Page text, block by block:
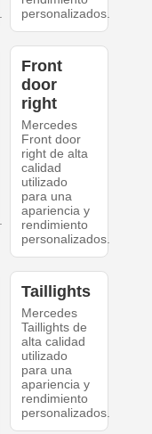
personalizados.
Front
door
right
Mercedes
Front door
right de alta
calidad
utilizado
para una
apariencia y
rendimiento
personalizados.
Taillights
Mercedes
Taillights de
alta calidad
utilizado
para una
apariencia y
rendimiento
personalizados.